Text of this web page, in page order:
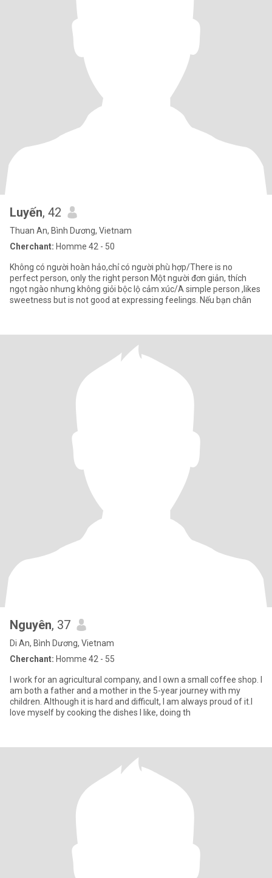
Luyến, 42
Thuan An, Bình Dương, Vietnam
Cherchant: Homme 42 - 50
Không có người hoàn hảo,chỉ có người phù hợp/There is no
perfect person, only the right person Một người đơn giản, thích
ngọt ngào nhưng không giỏi bộc lộ cảm xúc/A simple person ,likes
sweetness but is not good at expressing feelings. Nếu bạn chân
Nguyên, 37
Di An, Bình Dương, Vietnam
Cherchant: Homme 42 - 55
I work for an agricultural company, and I own a small coffee shop. I
am both a father and a mother in the 5-year journey with my
children. Although it is hard and difficult, I am always proud of it.I
love myself by cooking the dishes I like, doing th